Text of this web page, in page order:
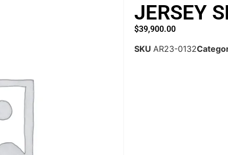
JERSEY
$39,900.00
SKU AR23-0132